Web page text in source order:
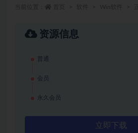
资源信息
普通
会员
永久会员
立即下载